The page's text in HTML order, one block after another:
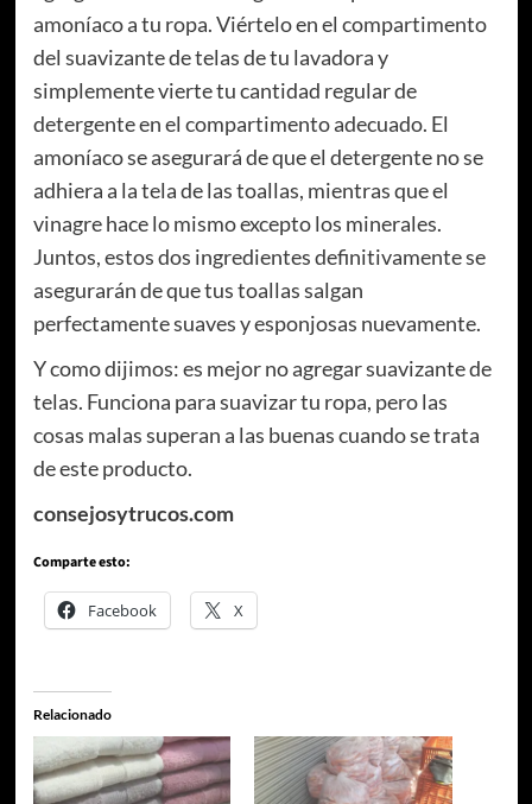
amoníaco a tu ropa. Viértelo en el compartimento
del suavizante de telas de tu lavadora y
simplemente vierte tu cantidad regular de
detergente en el compartimento adecuado. El
amoníaco se asegurará de que el detergente no se
adhiera a la tela de las toallas, mientras que el
vinagre hace lo mismo excepto los minerales.
Juntos, estos dos ingredientes definitivamente se
asegurarán de que tus toallas salgan
perfectamente suaves y esponjosas nuevamente.
Y como dijimos: es mejor no agregar suavizante de
telas. Funciona para suavizar tu ropa, pero las
cosas malas superan a las buenas cuando se trata
de este producto.
consejosytrucos.com
Comparte esto:
Facebook X
Relacionado